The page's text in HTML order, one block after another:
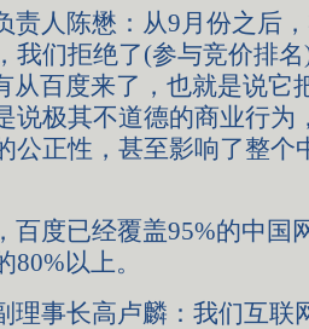
人陈懋：从9月份之后
我们拒绝了(参与竞价排
从百度来了，也就是说它
说极其不道德的商业行为
公正性，甚至影响了整个
度已经覆盖95%的中国
80%以上。
事长高卢麟：我们互联